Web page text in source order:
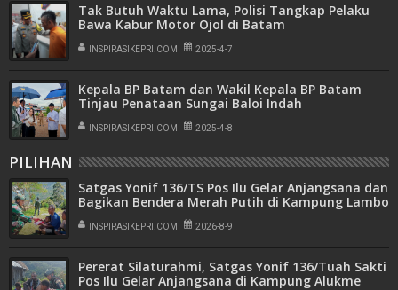
Tak Butuh Waktu Lama, Polisi Tangkap Pelaku
Bawa Kabur Motor Ojol di Batam
INSPIRASIKEPRI.COM 2025-4-7
Kepala BP Batam dan Wakil Kepala BP Batam
Tinjau Penataan Sungai Baloi Indah
INSPIRASIKEPRI.COM 2025-4-8
PILIHAN
Satgas Yonif 136/TS Pos Ilu Gelar Anjangsana dan
Bagikan Bendera Merah Putih di Kampung Lambo
INSPIRASIKEPRI.COM 2026-8-9
Pererat Silaturahmi, Satgas Yonif 136/Tuah Sakti
Pos Ilu Gelar Anjangsana di Kampung Alukme